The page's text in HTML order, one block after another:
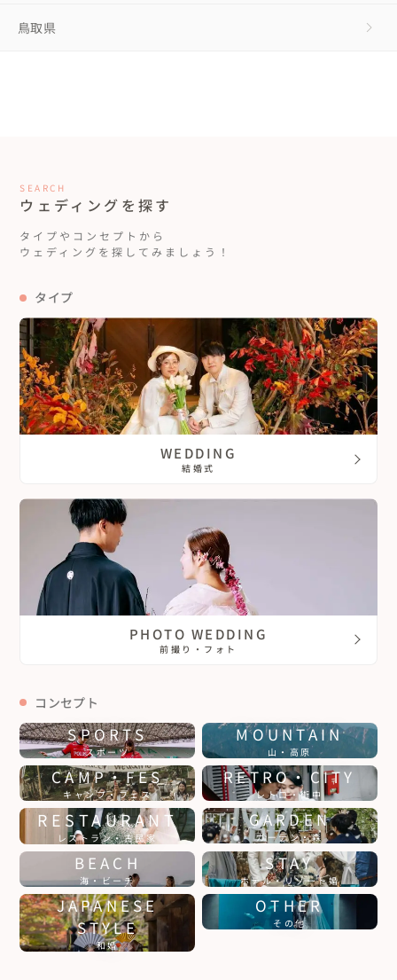
鳥取県
SEARCH
ウェディングを探す
タイプやコンセプトから
ウェディングを探してみましょう！
タイプ
WEDDING
結婚式
PHOTO WEDDING
前撮り・フォト
コンセプト
SPORTS
スポーツ
MOUNTAIN
山・高原
CAMP・FES
キャンプ・フェス
RETRO・CITY
レトロ・街中
RESTAURANT
レストラン・古民家
GARDEN
ガーデン・森
BEACH
海・ビーチ
STAY
ホテル・リゾート婚
JAPANESE
STYLE
和婚
OTHER
その他